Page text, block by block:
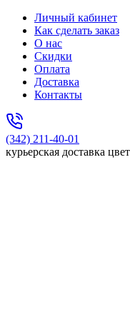
Личный кабинет
Как сделать заказ
О нас
Скидки
Оплата
Доставка
Контакты
(342) 211-40-01
курьерская доставка